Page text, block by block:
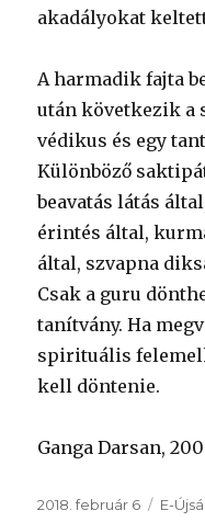
akadályokat
A harmadik fajta
után következik a
védikus és egy
Különböző
beavatás látás
érintés által,
által, szvapna
Csak a guru
tanítvány. Ha
spirituális
kell döntenie.
Ganga Darsan,
Közzétéve
2018. február 6 E-